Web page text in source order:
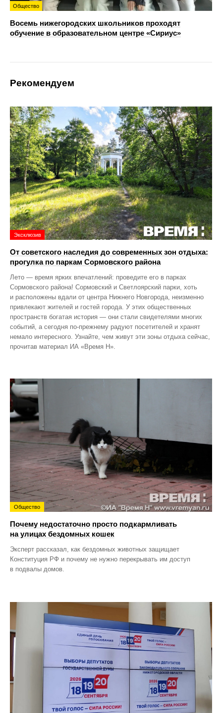
Общество
Восемь нижегородских школьников проходят
обучение в образовательном центре «Сириус»
Рекомендуем
Эксклюзив
От советского наследия до современных зон отдыха:
прогулка по паркам Сормовского района
Лето — время ярких впечатлений: проведите его в парках
Сормовского района! Сормовский и Светлоярский парки, хоть
и расположены вдали от центра Нижнего Новгорода, неизменно
привлекают жителей и гостей города. У этих общественных
пространств богатая история — они стали свидетелями многих
событий, а сегодня по‑прежнему радуют посетителей и хранят
немало интересного. Узнайте, чем живут эти зоны отдыха сейчас,
прочитав материал ИА «Время Н».
Общество
Почему недостаточно просто подкармливать
на улицах бездомных кошек
Эксперт рассказал, как бездомных животных защищает
Конституция РФ и почему не нужно перекрывать им доступ
в подвалы домов.